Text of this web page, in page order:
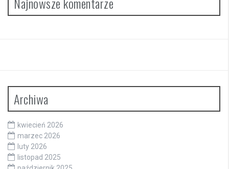
Archiwa
kwiecień 2026
marzec 2026
luty 2026
listopad 2025